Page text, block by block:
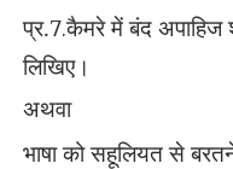
प्र.7.कैमरे में बंद अपाहिज
लिखिए।
अथवा
भाषा को सहूलियत से